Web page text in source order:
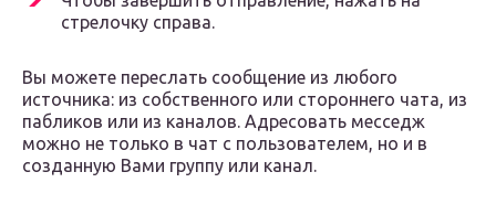
стрелочку справа.
Вы можете переслать сообщение из любого
источника: из собственного или стороннего чата, из
пабликов или из каналов. Адресовать месседж
можно не только в чат с пользователем, но и в
созданную Вами группу или канал.